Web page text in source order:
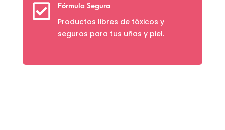
 Fórmula Segura
Productos libres de tóxicos y
seguros para tus uñas y piel.